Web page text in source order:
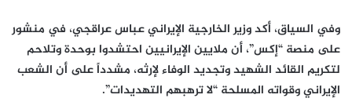
وفي السياق، أكد وزير الخارجية الإيراني عباس عراقجي، في منشور
على منصة “إكس”، أن ملايين الإيرانيين احتشدوا بوحدة وتلاحم
لتكريم القائد الشهيد وتجديد الوفاء لإرثه، مشدداً على أن الشعب
الإيراني وقواته المسلحة “لا ترهبهم التهديدات”.